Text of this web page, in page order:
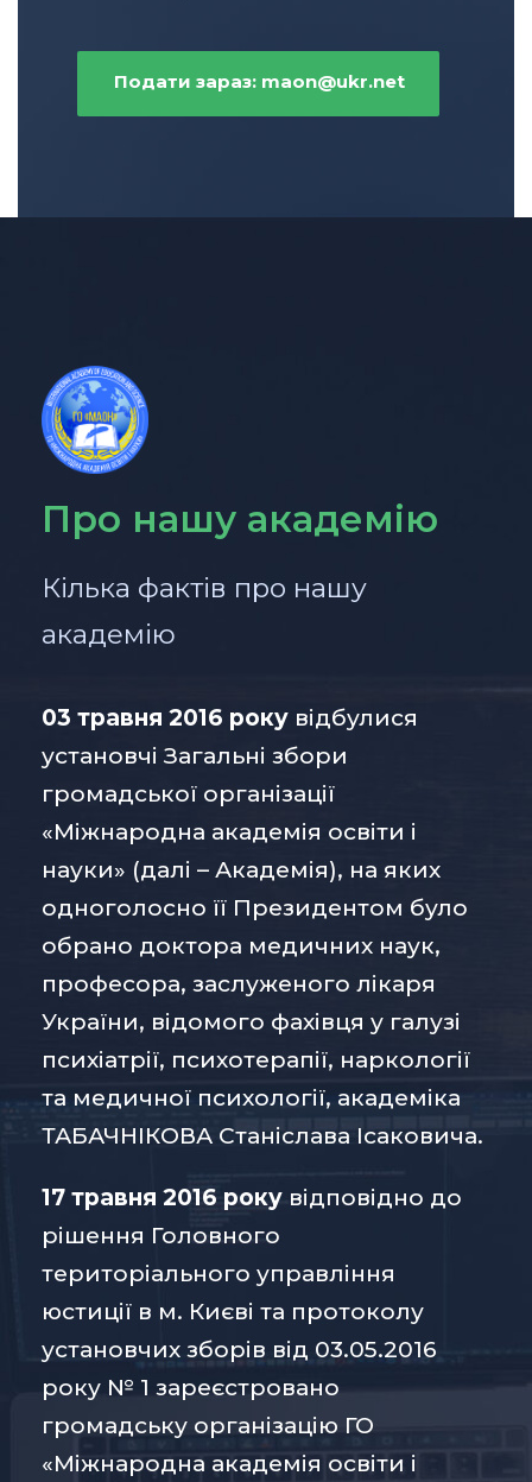
Подати зараз: maon@ukr.net
Про нашу академію
Кілька фактів про нашу
академію
03 травня 2016 року відбулися
установчі Загальні збори
громадської організації
«Міжнародна академія освіти і
науки» (далі – Академія), на яких
одноголосно її Президентом було
обрано доктора медичних наук,
професора, заслуженого лікаря
України, відомого фахівця у галузі
психіатрії, психотерапії, наркології
та медичної психології, академіка
ТАБАЧНІКОВА Станіслава Ісаковича.
17 травня 2016 року відповідно до
рішення Головного
територіального управління
юстиції в м. Києві та протоколу
установчих зборів від 03.05.2016
року № 1 зареєстровано
громадську організацію ГО
«Міжнародна академія освіти і